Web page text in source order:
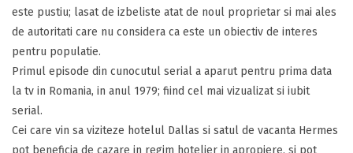
este pustiu; lasat de izbeliste atat de noul proprietar si mai ales
de autoritati care nu considera ca este un obiectiv de interes
pentru populatie.
Primul episode din cunocutul serial a aparut pentru prima data
la tv in Romania, in anul 1979; fiind cel mai vizualizat si iubit
serial.
Cei care vin sa viziteze hotelul Dallas si satul de vacanta Hermes
pot beneficia de cazare in regim hotelier in apropiere, si pot